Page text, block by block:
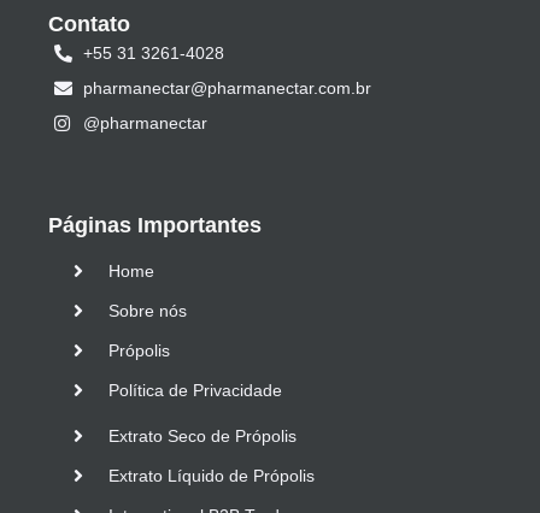
Contato
+55 31 3261-4028
pharmanectar@pharmanectar.com.br
@pharmanectar
Páginas Importantes
Home
Sobre nós
Própolis
Política de Privacidade
Extrato Seco de Própolis
Extrato Líquido de Própolis